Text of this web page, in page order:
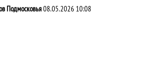
Подмосковья08.05.2026 10:08